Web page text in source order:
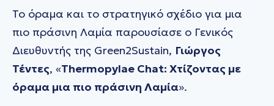
Το όραμα και το στρατηγικό σχέδιο για μια
πιο πράσινη Λαμία παρουσίασε ο Γενικός
Διευθυντής της Green2Sustain, Γιώργος
Τέντες, «Thermopylae Chat: Χτίζοντας με
όραμα μια πιο πράσινη Λαμία».